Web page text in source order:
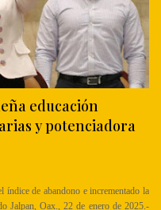
educación
y potenciadora
índice de abandono e incrementado la
Jalpan, Oax., 22 de enero de 2025.-